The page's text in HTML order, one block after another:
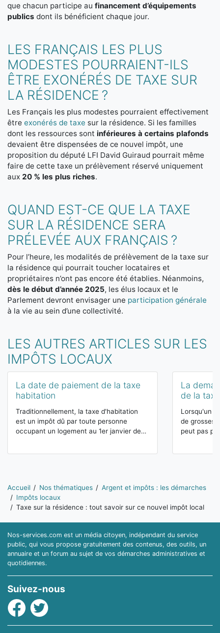
que chacun participe au financement d’équipements
publics dont ils bénéficient chaque jour.
LES FRANÇAIS LES PLUS
MODESTES POURRAIENT-ILS
ÊTRE EXONÉRÉS DE TAXE SUR
LA RÉSIDENCE ?
Les Français les plus modestes pourraient effectivement
être exonérés de taxe sur la résidence. Si les familles
dont les ressources sont inférieures à certains plafonds
devaient être dispensées de ce nouvel impôt, une
proposition du député LFI David Guiraud pourrait même
faire de cette taxe un prélèvement réservé uniquement
aux 20 % les plus riches.
QUAND EST-CE QUE LA TAXE
SUR LA RÉSIDENCE SERA
PRÉLEVÉE AUX FRANÇAIS ?
Pour l’heure, les modalités de prélèvement de la taxe sur
la résidence qui pourrait toucher locataires et
propriétaires n’ont pas encore été établies. Néanmoins,
dès le début d’année 2025, les élus locaux et le
Parlement devront envisager une participation générale
à la vie au sein d’une collectivité.
LES AUTRES ARTICLES SUR LES
IMPÔTS LOCAUX
La date de paiement de la taxe
habitation
Traditionnellement, la taxe d'habitation
est un impôt dû par toute personne
occupant un logement au 1er janvier de…
La
de la
Lorsqu'un
de grosses
peut pas
Vous êtes ici:
Accueil Nos thématiques
Argent et impôts : les démarches
Impôts locaux
Taxe sur la résidence : tout savoir sur ce nouvel impôt local
Nos-services.com est un média citoyen, indépendant du service
public, qui vous propose gratuitement des contenus, des outils, un
annuaire et un forum au sujet de vos démarches administratives et
quotidiennes.
Suivez-nous
Facebook
Twitter